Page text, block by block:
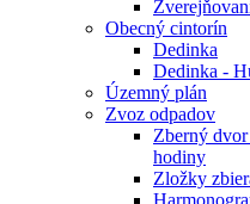
Obecný cintorín
Dedinka
Dedinka -
Územný plán
Zvoz odpadov
Zberný
hodiny
Zložky